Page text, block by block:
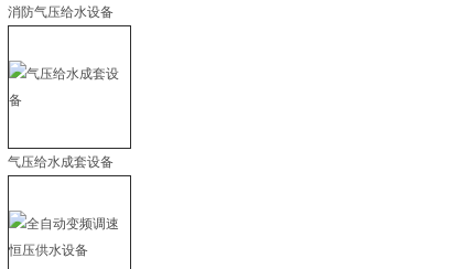
消防气压给水设备
气压给水成套设备